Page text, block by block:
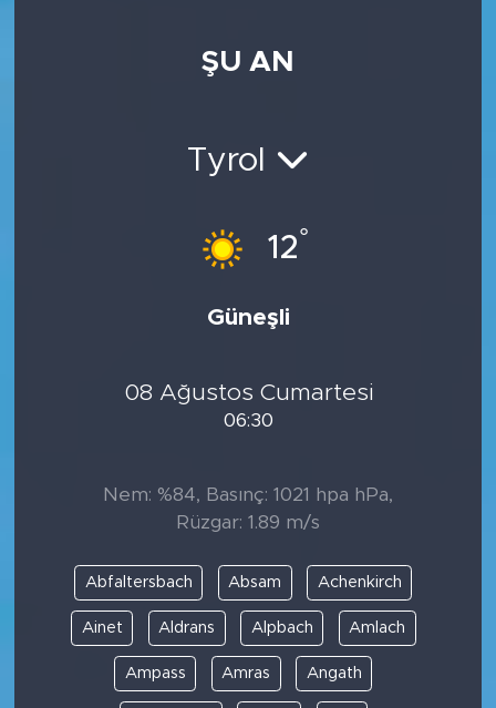
ŞU AN
Tyrol
12°
Güneşli
08 Ağustos Cumartesi
06:30
Nem: %84, Basınç: 1021 hpa hPa,
Rüzgar: 1.89 m/s
Abfaltersbach Absam Achenkirch
Ainet Aldrans Alpbach Amlach
Ampass Amras Angath